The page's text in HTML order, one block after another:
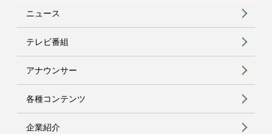
ニュース
テレビ番組
アナウンサー
各種コンテンツ
企業紹介